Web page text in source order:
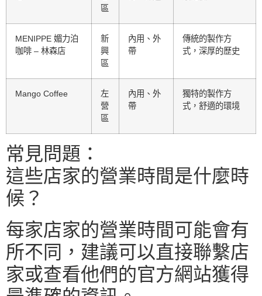
區
MENIPPE 媚力泊
咖啡 – 林森店
新
興
區
內用、外
帶
傳統的製作方
式，深厚的歷史
Mango Coffee
左
營
區
內用、外
帶
獨特的製作方
式，舒適的環境
常見問題：
這些店家的營業時間是什麼時
候？
每家店家的營業時間可能會有
所不同，建議可以直接聯繫店
家或查看他們的官方網站獲得